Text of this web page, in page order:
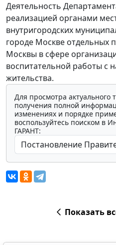
Деятельность
реализацией органами
внутригородских
городе Москве отдельных
Москвы в сфере
воспитательной работы с
жительства.
Для просмотра актуального
получения полной
изменениях и порядке
воспользуйтесь поиском в
ГАРАНТ:
Показать